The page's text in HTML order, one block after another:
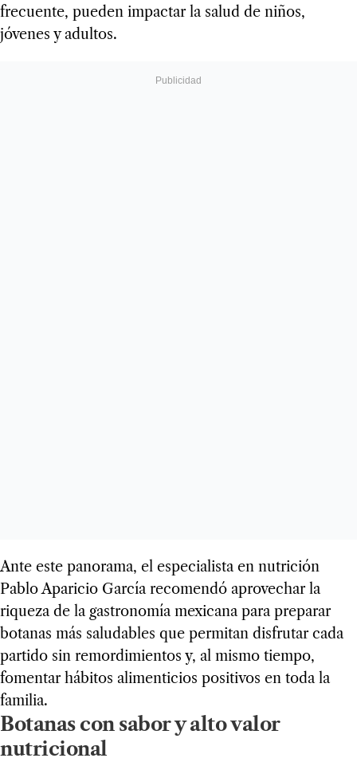
frecuente, pueden impactar la salud de niños,
jóvenes y adultos.
Ante este panorama, el especialista en nutrición
Pablo Aparicio García recomendó aprovechar la
riqueza de la gastronomía mexicana para preparar
botanas más saludables que permitan disfrutar cada
partido sin remordimientos y, al mismo tiempo,
fomentar hábitos alimenticios positivos en toda la
familia.
Botanas con sabor y alto valor
nutricional